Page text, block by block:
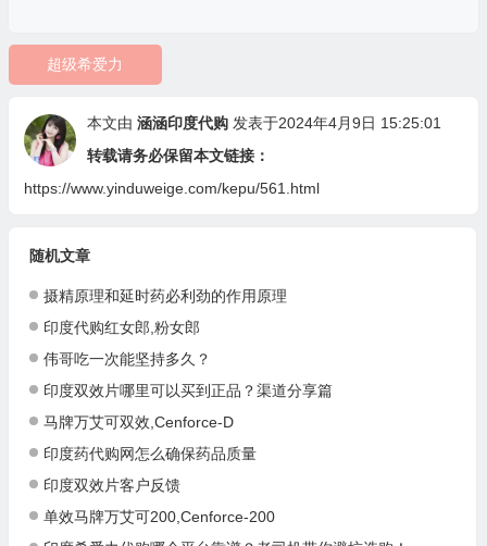
超级希爱力
本文由 涵涵印度代购 发表于2024年4月9日 15:25:01
转载请务必保留本文链接：
https://www.yinduweige.com/kepu/561.html
随机文章
摄精原理和延时药必利劲的作用原理
印度代购红女郎,粉女郎
伟哥吃一次能坚持多久？
印度双效片哪里可以买到正品？渠道分享篇
马牌万艾可双效,Cenforce-D
印度药代购网怎么确保药品质量
印度双效片客户反馈
单效马牌万艾可200,Cenforce-200